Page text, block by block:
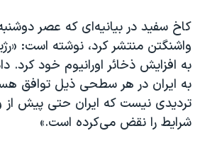
اعتراضات مردمی آبان ۹۸
اسرائیل در جنگ
نرگس محمدی برنده جایزه نوبل صلح
همایش محافظه‌کاران آمریکا «سی‌پک»
واشنگتن منتشر کرد،‌ نوشته است:
به افزایش ذخائر اورانیوم خود کرد.
به ایران در هر سطحی ذیل توافق
تردیدی نیست که ایران حتی پیش
شرایط را نقض می‌کرده است.»